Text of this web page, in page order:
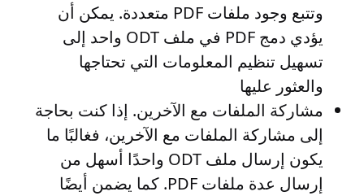
وتتبع وجود ملفات PDF متعددة. يمكن أن
يؤدي دمج PDF في ملف ODT واحد إلى
تسهيل تنظيم المعلومات التي تحتاجها
والعثور عليها
مشاركة الملفات مع الآخرين. إذا كنت بحاجة
إلى مشاركة الملفات مع الآخرين، فغالبًا ما
يكون إرسال ملف ODT واحدًا أسهل من
إرسال عدة ملفات PDF. كما يضمن أيضًا